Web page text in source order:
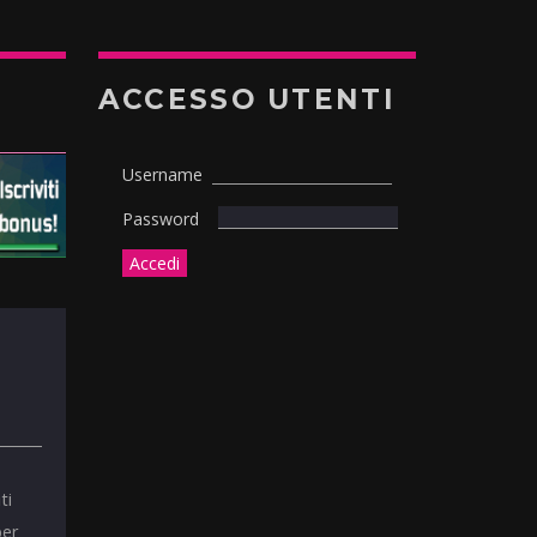
ACCESSO UTENTI
Username
Password